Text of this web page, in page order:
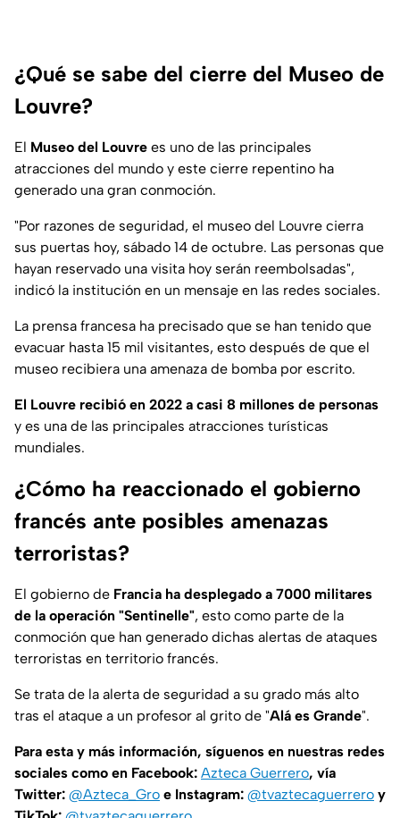
¿Qué se sabe del cierre del Museo de
Louvre?
El Museo del Louvre es uno de las principales
atracciones del mundo y este cierre repentino ha
generado una gran conmoción.
"Por razones de seguridad, el museo del Louvre cierra
sus puertas hoy, sábado 14 de octubre. Las personas que
hayan reservado una visita hoy serán reembolsadas",
indicó la institución en un mensaje en las redes sociales.
La prensa francesa ha precisado que se han tenido que
evacuar hasta 15 mil visitantes, esto después de que el
museo recibiera una amenaza de bomba por escrito.
El Louvre recibió en 2022 a casi 8 millones de personas
y es una de las principales atracciones turísticas
mundiales.
¿Cómo ha reaccionado el gobierno
francés ante posibles amenazas
terroristas?
El gobierno de Francia ha desplegado a 7000 militares
de la operación "Sentinelle", esto como parte de la
conmoción que han generado dichas alertas de ataques
terroristas en territorio francés.
Se trata de la alerta de seguridad a su grado más alto
tras el ataque a un profesor al grito de "Alá es Grande".
Para esta y más información, síguenos en nuestras redes
sociales como en Facebook: Azteca Guerrero, vía
Twitter: @Azteca_Gro e Instagram: @tvaztecaguerrero y